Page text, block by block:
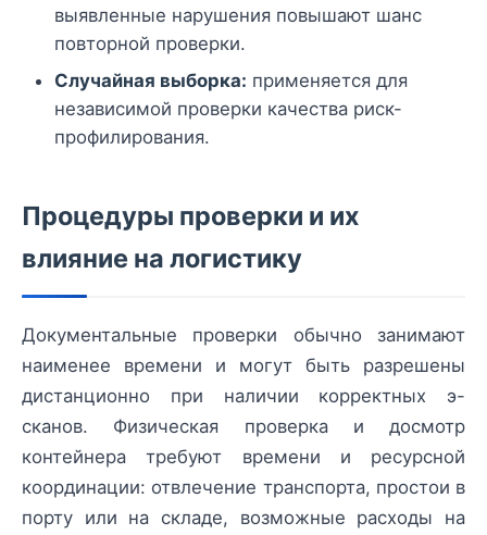
выявленные нарушения повышают шанс
повторной проверки.
Случайная выборка: применяется для
независимой проверки качества риск-
профилирования.
Процедуры проверки и их
влияние на логистику
Документальные проверки обычно занимают
наименее времени и могут быть разрешены
дистанционно при наличии корректных э-
сканов. Физическая проверка и досмотр
контейнера требуют времени и ресурсной
координации: отвлечение транспорта, простои в
порту или на складе, возможные расходы на